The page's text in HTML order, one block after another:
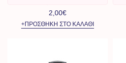
2,00€
+ΠΡΟΣΘΉΚΗ ΣΤΟ ΚΑΛΆΘΙ